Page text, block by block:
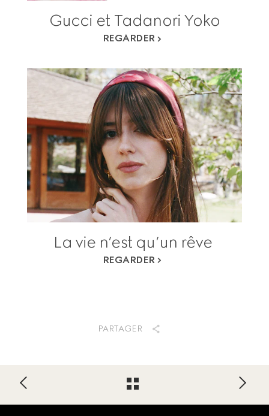
Gucci et Tadanori Yoko
REGARDER
La vie n’est qu’un rêve
REGARDER
PARTAGER
Footer